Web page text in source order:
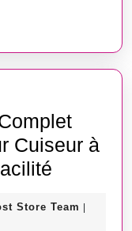
Cuiseur à
Le
Store Team Guest
|